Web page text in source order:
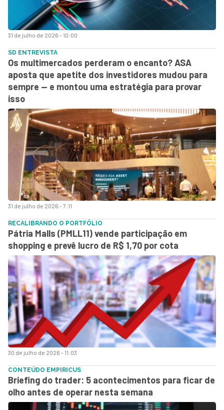
31 de julho de 2026 - 10:00
31 de julho de 2026 - 7:11
SD ENTREVISTA
Os multimercados perderam o encanto? ASA
aposta que apetite dos investidores mudou para
sempre — e montou uma estratégia para provar
isso
30 de julho de 2026 - 11:03
RECALIBRANDO O PORTFÓLIO
Pátria Malls (PMLL11) vende participação em
shopping e prevê lucro de R$ 1,70 por cota
CONTEÚDO EMPIRICUS
Briefing do trader: 5 acontecimentos para ficar de
olho antes de operar nesta semana